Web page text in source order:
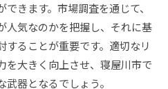
きます。市場調査を通じて、
人気なのかを把握し、それに基
することが重要です。適切なリ
を大きく向上させ、寝屋川市で
器となるでしょう。